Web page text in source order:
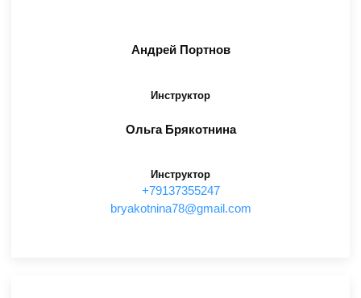
Андрей Портнов
Инструктор
Ольга Брякотнина
Инструктор
+79137355247
moc.liamg@87anintokayrb